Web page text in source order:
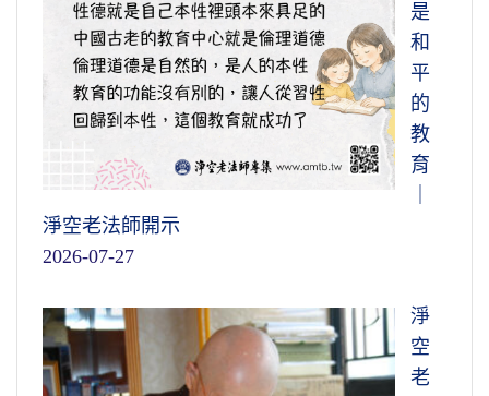
是
和
平
的
教
育
淨空老法師開示
2026-07-27
淨
空
老